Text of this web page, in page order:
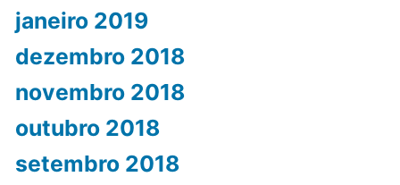
janeiro 2019
dezembro 2018
novembro 2018
outubro 2018
setembro 2018